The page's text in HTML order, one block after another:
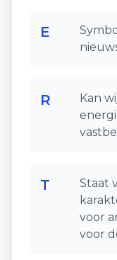
E
R
Kan
T
Staat
voor
voor